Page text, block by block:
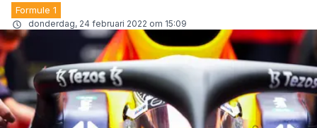
Formule 1
donderdag, 24 februari 2022 om 15:09